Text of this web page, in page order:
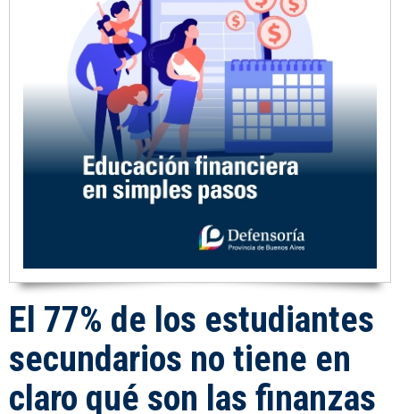
El 77% de los estudiantes
secundarios no tiene en
claro qué son las finanzas